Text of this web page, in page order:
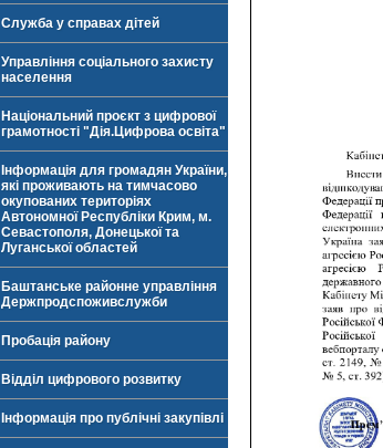
Служба у справах дітей
Управління соціального захисту
населення
Національний проєкт з цифрової
грамотності "Дія.Цифрова освіта"
Інформація для громадян України,
які проживають на тимчасово
окупованих територіях
Автономної Республіки Крим, м.
Севастополя, Донецької та
Луганської областей
Баштанське районне управління
Держпродспоживслужби
Пробація району
Відділ цифрового розвитку
Інформація про публічні закупівлі